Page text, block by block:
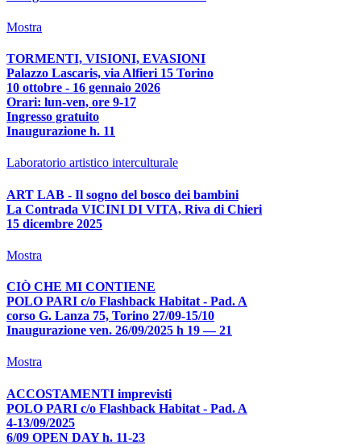
Mostra
TORMENTI, VISIONI, EVASIONI
Palazzo Lascaris, via Alfieri 15 Torino
10 ottobre - 16 gennaio 2026
Orari: lun-ven, ore 9-17
Ingresso gratuito
Inaugurazione h. 11
Laboratorio artistico interculturale
ART LAB - Il sogno del bosco dei bambini
La Contrada VICINI DI VITA, Riva di Chieri
15 dicembre 2025
Mostra
CIÒ CHE MI CONTIENE
POLO PARI c/o Flashback Habitat - Pad. A
corso G. Lanza 75, Torino 27/09-15/10
Inaugurazione ven. 26/09/2025 h 19 — 21
Mostra
ACCOSTAMENTI imprevisti
POLO PARI c/o Flashback Habitat - Pad. A
4-13/09/2025
6/09 OPEN DAY h. 11-23